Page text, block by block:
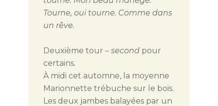
Tourne, oui tourne. Comme dans
un rêve.
Deuxième tour – second pour
certains.
À midi cet automne, la moyenne
Marionnette trébuche sur le bois.
Les deux jambes balayées par un